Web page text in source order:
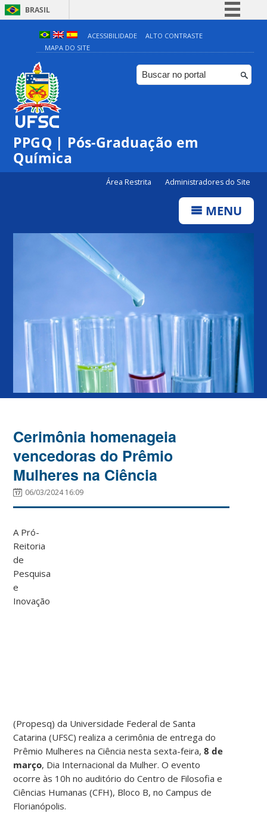
BRASIL
Simplifique!
Comunica BR
Participe
ACESSIBILIDADE
ALTO CONTRASTE
MAPA DO SITE
PPGQ | Pós-Graduação em
Química
Área Restrita Administradores do Site
MENU
Cerimônia homenageia
vencedoras do Prêmio
Mulheres na Ciência
06/03/2024 16:09
A Pró-
Reitoria
de
Pesquisa
e
Inovação
(Propesq) da Universidade Federal de Santa
Catarina (UFSC) realiza a cerimônia de entrega do
Prêmio Mulheres na Ciência nesta sexta-feira,8 de
março, Dia Internacional da Mulher. O evento
ocorre às 10h no auditório do Centro de Filosofia e
Ciências Humanas (CFH), Bloco B, no Campus de
Florianópolis.